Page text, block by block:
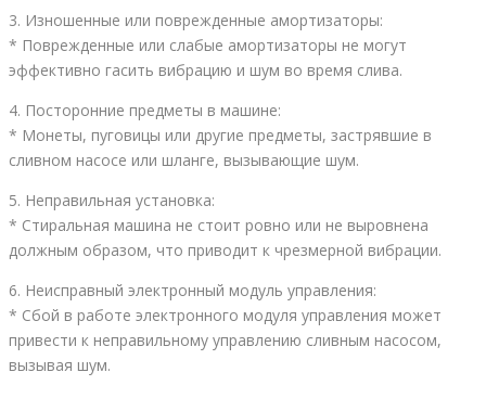
3. Изношенные или поврежденные амортизаторы:
* Поврежденные или слабые амортизаторы не могут
эффективно гасить вибрацию и шум во время слива.
4. Посторонние предметы в машине:
* Монеты, пуговицы или другие предметы, застрявшие в
сливном насосе или шланге, вызывающие шум.
5. Неправильная установка:
* Стиральная машина не стоит ровно или не выровнена
должным образом, что приводит к чрезмерной вибрации.
6. Неисправный электронный модуль управления:
* Сбой в работе электронного модуля управления может
привести к неправильному управлению сливным насосом,
вызывая шум.